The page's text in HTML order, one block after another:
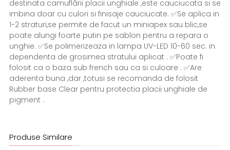
destinata camuflării placii unghiale ,este cauciucata si se
imbina doar cu culori si finisaje cauciucate. ✅Se aplica in
1-2 straturi,se permite de facut un miniapex sau blic,se
poate alungi foarte putin pe sablon pentru a repara o
unghie. ✅Se polimerizeaza in lampa UV-LED 10-60 sec. in
dependenta de grosimea stratului aplicat . ✅Poate fi
folosit ca o baza sub french sau ca si culoare . ✅Are
aderenta buna ,dar ,totusi se recomanda de folosit
Rubber base Clear pentru protectia placii unghiale de
pigment .
Produse Similare